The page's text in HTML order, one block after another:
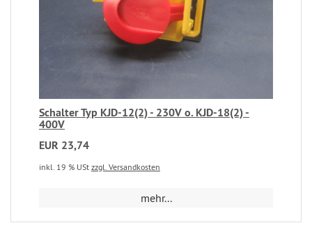
Schalter Typ KJD-12(2) - 230V o. KJD-18(2) -
400V
EUR 23,74
inkl. 19 % USt zzgl. Versandkosten
mehr...